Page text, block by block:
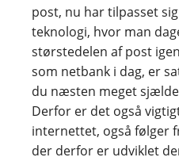
post, nu har tilpasset
teknologi, hvor man
størstedelen af post
som netbank i dag, er
du næsten meget
Derfor er det også
internettet, også følger
der derfor er udviklet